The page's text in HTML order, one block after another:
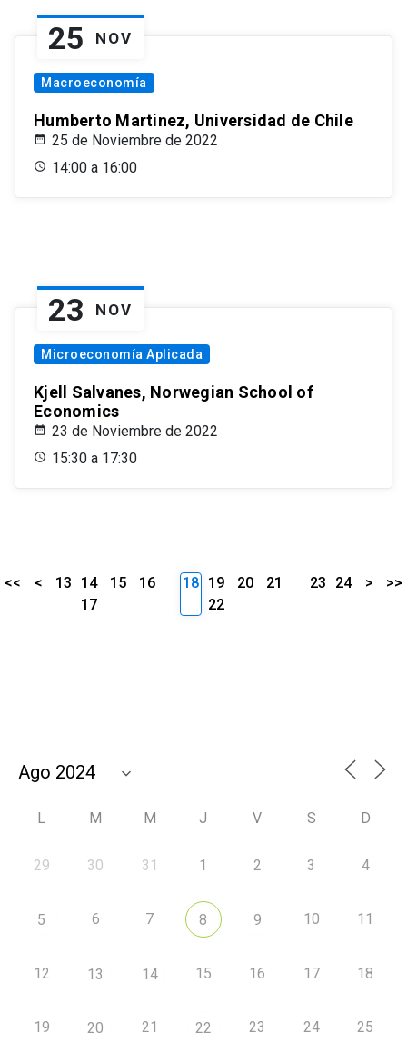
25 NOV
Macroeconomía
Humberto Martinez, Universidad de Chile
25 de Noviembre de 2022
14:00 a 16:00
23 NOV
Microeconomía Aplicada
Kjell Salvanes, Norwegian School of
Economics
23 de Noviembre de 2022
15:30 a 17:30
<< < 13 14 15
16
17
18 19 20
21
22
23 24 > >>
L M M J V S D
29 30 31 1 2 3 4
5 6 7 8 9 10 11
12 13 14 15 16 17 18
19 20 21 22 23 24 25